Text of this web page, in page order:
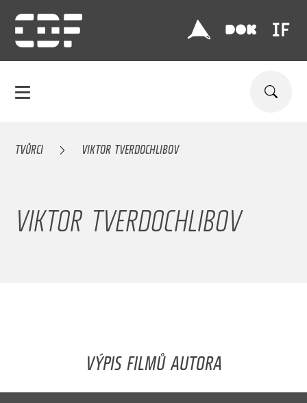
TVŮRCI VIKTOR TVERDOCHLIBOV
VIKTOR TVERDOCHLIBOV
VÝPIS FILMŮ AUTORA